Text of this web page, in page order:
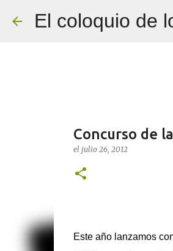
El coloquio de
Concurso de
el julio 26, 2012
Este año lanzamos